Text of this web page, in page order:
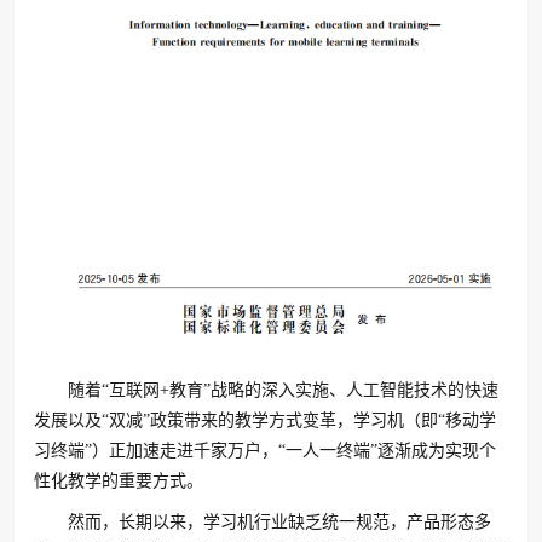
随着“互联网+教育”战略的深入实施、人工智能技术的快速
发展以及“双减”政策带来的教学方式变革，学习机（即“移动学
习终端”）正加速走进千家万户，“一人一终端”逐渐成为实现个
性化教学的重要方式。
然而，长期以来，学习机行业缺乏统一规范，产品形态多